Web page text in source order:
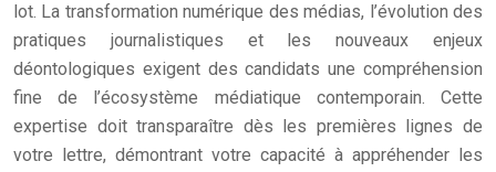
lot. La transformation numérique des médias, l’évolution des
pratiques journalistiques et les nouveaux enjeux
déontologiques exigent des candidats une compréhension
fine de l’écosystème médiatique contemporain. Cette
expertise doit transparaître dès les premières lignes de
votre lettre, démontrant votre capacité à appréhender les